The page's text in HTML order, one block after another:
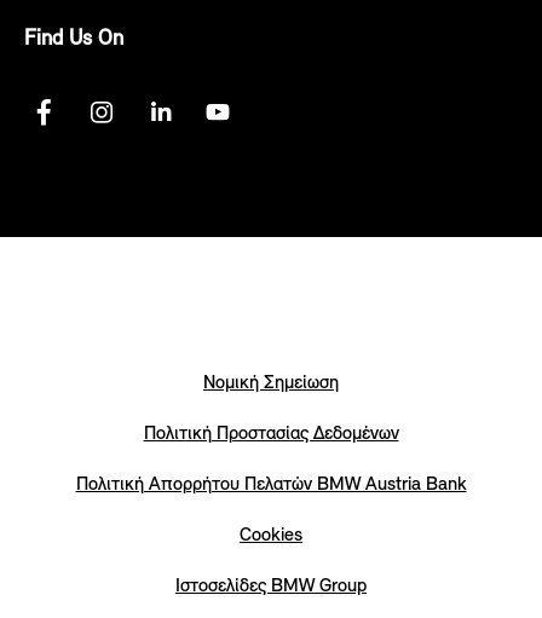
Find Us On
Νομική Σημείωση
Πολιτική Προστασίας Δεδομένων
Πολιτική Απορρήτου Πελατών ΒΜW Austria Bank
Cookies
Iστοσελίδες BMW Group